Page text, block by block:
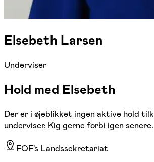
Elsebeth Larsen
Underviser
Hold med Elsebeth
Der er i øjeblikket ingen aktive hold
underviser. Kig gerne forbi igen senere.
FOF's Landssekretariat